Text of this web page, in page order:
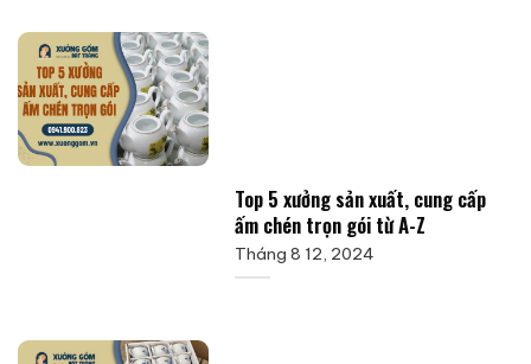
Top 5 xưởng sản xuất, cung cấp
ấm chén trọn gói từ A-Z
Tháng 8 12, 2024